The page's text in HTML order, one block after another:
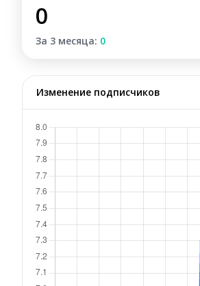
0
За 3 месяца: 0
Изменение подписчиков